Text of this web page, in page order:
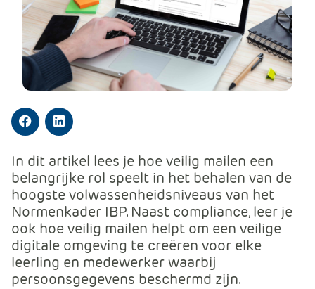
e
r
c
e
.
C
C
r
t
FacebookLinkedIn
In dit artikel lees je hoe veilig mailen een
belangrijke rol speelt in het behalen van de
hoogste volwassenheidsniveaus van het
Normenkader IBP. Naast compliance, leer je
ook hoe veilig mailen helpt om een veilige
digitale omgeving te creëren voor elke
leerling en medewerker waarbij
persoonsgegevens beschermd zijn.